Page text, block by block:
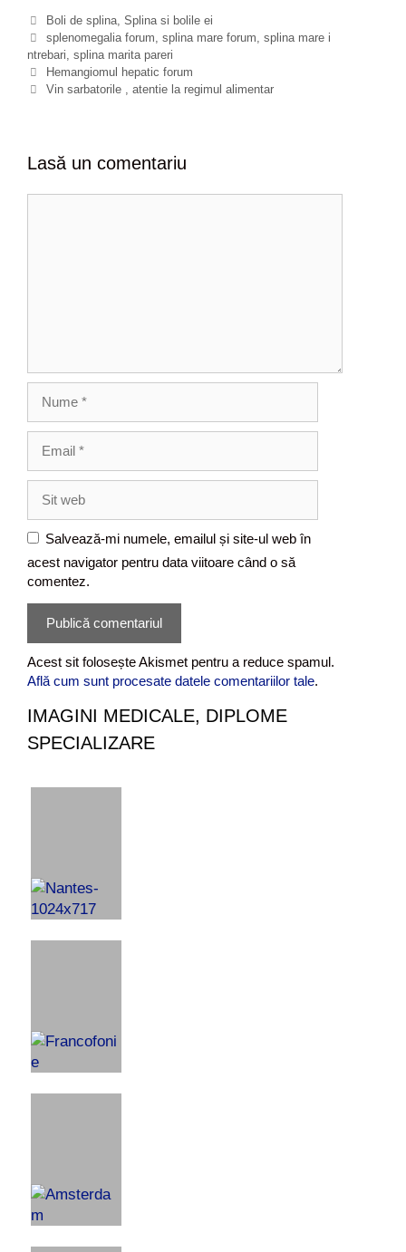
C
a
t
e
g
i
Boli de splina, Splina si bolile ei
E
t
i
c
e
splenomegalia forum, splina mare forum, splina mare i
ntrebari, splina marita pareri
N
a
a
e
Hemangiomul hepatic forum
Vin sarbatorile , atentie la regimul alimentar
Lasă un comentariu
u
m
a
l
w
e
b
Salvează-mi numele, emailul și site-ul web în
acest navigator pentru data viitoare când o să
comentez.
Acest sit folosește Akismet pentru a reduce spamul.
Află cum sunt procesate datele comentariilor tale.
IMAGINI MEDICALE, DIPLOME
SPECIALIZARE